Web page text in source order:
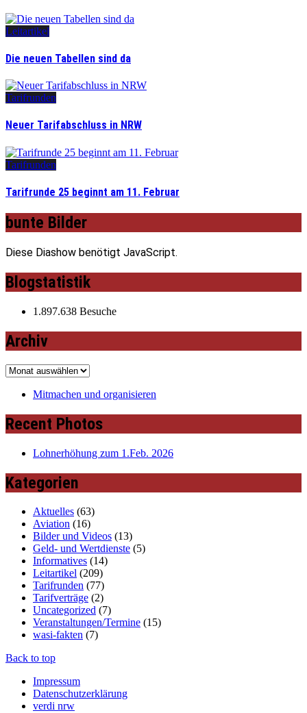
Leitartikel
Die neuen Tabellen sind da
Tarifrunden
Neuer Tarifabschluss in NRW
Tarifrunden
Tarifrunde 25 beginnt am 11. Februar
bunte Bilder
Diese Diashow benötigt JavaScript.
Blogstatistik
1.897.638 Besuche
Archiv
Archiv
Mitmachen und organisieren
Recent Photos
Lohnerhöhung zum 1.Feb. 2026
Kategorien
Aktuelles (63)
Aviation (16)
Bilder und Videos (13)
Geld- und Wertdienste (5)
Informatives (14)
Leitartikel (209)
Tarifrunden (77)
Tarifverträge (2)
Uncategorized (7)
Veranstaltungen/Termine (15)
wasi-fakten (7)
Back to top
Impressum
Datenschutzerklärung
verdi nrw